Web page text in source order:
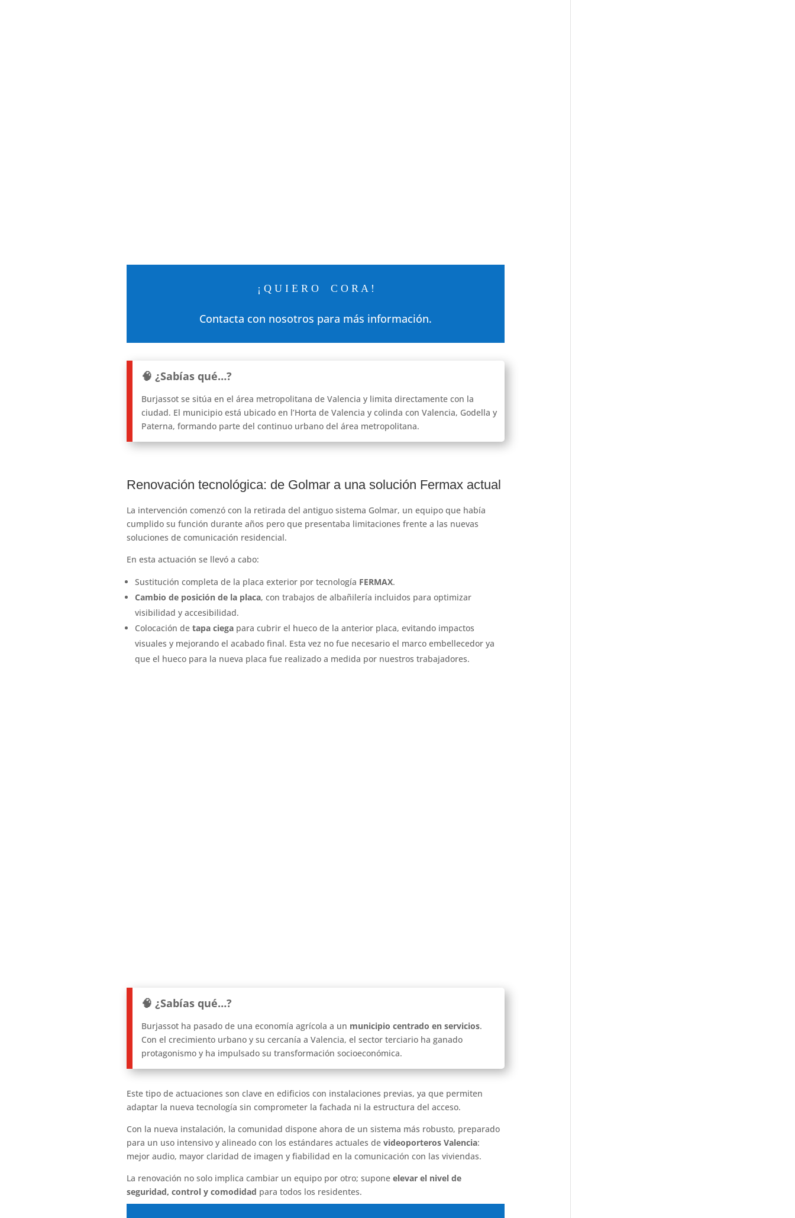
¡ Q U I E R O C O R A !
Contacta con nosotros para más información.
🧠 ¿Sabías qué…?
Burjassot se sitúa en el área metropolitana de Valencia y limita directamente con la
ciudad. El municipio está ubicado en l’Horta de Valencia y colinda con Valencia, Godella y
Paterna, formando parte del continuo urbano del área metropolitana.
Renovación tecnológica: de Golmar a una solución Fermax actual
La intervención comenzó con la retirada del antiguo sistema Golmar, un equipo que había
cumplido su función durante años pero que presentaba limitaciones frente a las nuevas
soluciones de comunicación residencial.
En esta actuación se llevó a cabo:
Sustitución completa de la placa exterior por tecnología FERMAX.
Cambio de posición de la placa, con trabajos de albañilería incluidos para optimizar
visibilidad y accesibilidad.
Colocación detapa ciega para cubrir el hueco de la anterior placa, evitando impactos
visuales y mejorando el acabado final. Esta vez no fue necesario el marco embellecedor ya
que el hueco para la nueva placa fue realizado a medida por nuestros trabajadores.
🧠 ¿Sabías qué…?
Burjassot ha pasado de una economía agrícola a un municipio centrado en servicios.
Con el crecimiento urbano y su cercanía a Valencia, el sector terciario ha ganado
protagonismo y ha impulsado su transformación socioeconómica.
Este tipo de actuaciones son clave en edificios con instalaciones previas, ya que permiten
adaptar la nueva tecnología sin comprometer la fachada ni la estructura del acceso.
Con la nueva instalación, la comunidad dispone ahora de un sistema más robusto, preparado
para un uso intensivo y alineado con los estándares actuales devideoporteros Valencia:
mejor audio, mayor claridad de imagen y fiabilidad en la comunicación con las viviendas.
La renovación no solo implica cambiar un equipo por otro; suponeelevar el nivel de
seguridad, control y comodidad para todos los residentes.